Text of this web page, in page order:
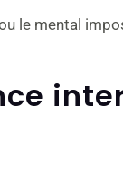
le mental